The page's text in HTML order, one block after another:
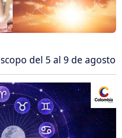
del 5 al 9 de agosto